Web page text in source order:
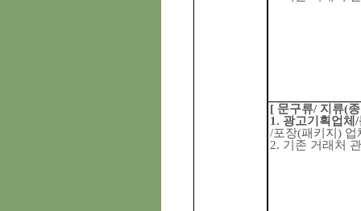
[ 문구류/ 지류(
1. 광고기획업체 /
/포장(패키지 ) 업
2. 기존 거래처